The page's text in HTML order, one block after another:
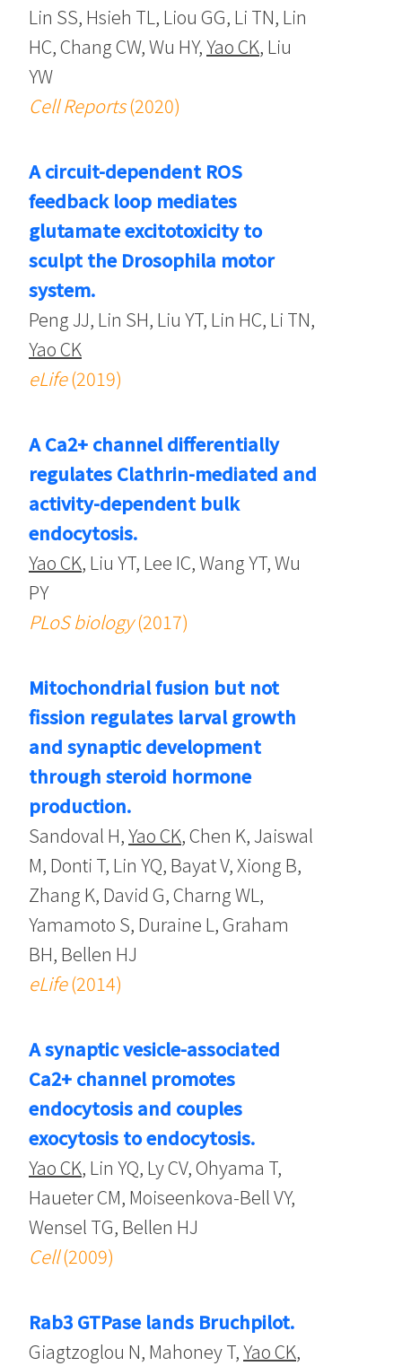
Lin SS, Hsieh TL, Liou GG, Li TN, Lin
HC, Chang CW, Wu HY,Yao CK, Liu
YW
Cell Reports(2020)
A circuit-dependent ROS
feedback loop mediates
glutamate excitotoxicity to
sculpt the Drosophila motor
system.
Peng JJ, Lin SH, Liu YT, Lin HC, Li TN,
Yao CK
eLife(2019)
A Ca2+ channel differentially
regulates Clathrin-mediated and
activity-dependent bulk
endocytosis.
Yao CK, Liu YT, Lee IC, Wang YT, Wu
PY
PLoS biology(2017)
Mitochondrial fusion but not
fission regulates larval growth
and synaptic development
through steroid hormone
production.
Sandoval H,Yao CK, Chen K, Jaiswal
M, Donti T, Lin YQ, Bayat V, Xiong B,
Zhang K, David G, Charng WL,
Yamamoto S, Duraine L, Graham
BH, Bellen HJ
eLife(2014)
A synaptic vesicle-associated
Ca2+ channel promotes
endocytosis and couples
exocytosis to endocytosis.
Yao CK, Lin YQ, Ly CV, Ohyama T,
Haueter CM, Moiseenkova-Bell VY,
Wensel TG, Bellen HJ
Cell(2009)
Rab3 GTPase lands Bruchpilot.
Giagtzoglou N, Mahoney T,Yao CK,